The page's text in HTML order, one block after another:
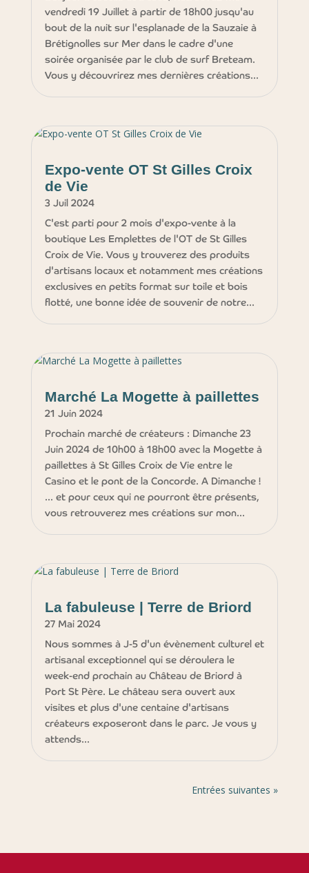
vendredi 19 Juillet à partir de 18h00 jusqu'au
bout de la nuit sur l'esplanade de la Sauzaie à
Brétignolles sur Mer dans le cadre d'une
soirée organisée par le club de surf Breteam.
Vous y découvrirez mes dernières créations...
Expo-vente OT St Gilles Croix
de Vie
3 Juil 2024
C'est parti pour 2 mois d'expo-vente à la
boutique Les Emplettes de l'OT de St Gilles
Croix de Vie. Vous y trouverez des produits
d'artisans locaux et notamment mes créations
exclusives en petits format sur toile et bois
flotté, une bonne idée de souvenir de notre...
Marché La Mogette à paillettes
21 Juin 2024
Prochain marché de créateurs : Dimanche 23
Juin 2024 de 10h00 à 18h00 avec la Mogette à
paillettes à St Gilles Croix de Vie entre le
Casino et le pont de la Concorde. A Dimanche !
... et pour ceux qui ne pourront être présents,
vous retrouverez mes créations sur mon...
La fabuleuse | Terre de Briord
27 Mai 2024
Nous sommes à J-5 d'un évènement culturel et
artisanal exceptionnel qui se déroulera le
week-end prochain au Château de Briord à
Port St Père. Le château sera ouvert aux
visites et plus d'une centaine d'artisans
créateurs exposeront dans le parc. Je vous y
attends...
Entrées suivantes »